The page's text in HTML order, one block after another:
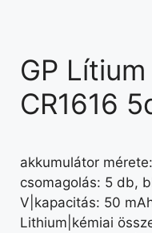
GP
CR1616
akkumulátor
csomagolás: 5 db,
V|kapacitás: 50
Lithium|kémiai